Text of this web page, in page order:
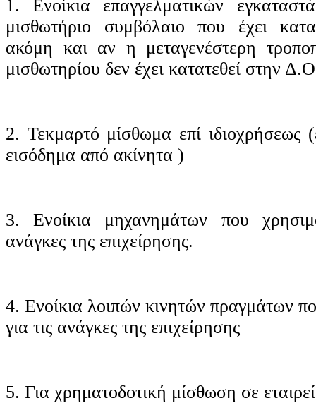
1. Ενοίκια επαγγελματικών
μισθωτήριο συμβόλαιο που έχει
ακόμη και αν η μεταγενέστερη
μισθωτηρίου δεν έχει κατατεθεί στην
2. Τεκμαρτό μίσθωμα επί ιδιοχρήσεως
εισόδημα από ακίνητα )
3. Ενοίκια μηχανημάτων που
ανάγκες της επιχείρησης.
4. Ενοίκια λοιπών κινητών πραγμάτων
για τις ανάγκες της επιχείρησης
5. Για χρηματοδοτική μίσθωση σε